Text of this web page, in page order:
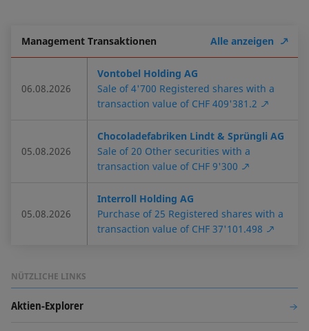
Management Transaktionen Alle anzeigen
06.08.2026
Vontobel Holding AG
Sale of 4'700 Registered shares with a
transaction value of CHF 409'381.2
05.08.2026
Chocoladefabriken Lindt & Sprüngli AG
Sale of 20 Other securities with a
transaction value of CHF 9'300
05.08.2026
Interroll Holding AG
Purchase of 25 Registered shares with a
transaction value of CHF 37'101.498
NÜTZLICHE LINKS
Aktien-Explorer